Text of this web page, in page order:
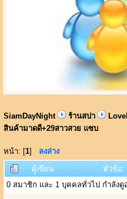
SiamDayNight ร้านสปา
สินค้ามาดดี+29สาวสวย แซบ
หน้า: [1] ลงล่าง
ผู้เขียน
หัวข้อ:
0 สมาชิก และ 1 บุคคลทั่วไป กำลังดู